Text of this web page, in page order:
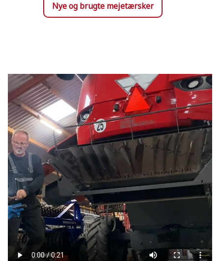
Nye og brugte mejetærsker